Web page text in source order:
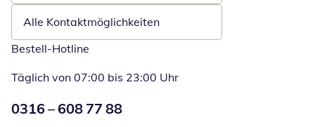
Alle Kontaktmöglichkeiten
Bestell-Hotline
Täglich von 07:00 bis 23:00 Uhr
Numéro de téléphone:
0316 – 608 77 88